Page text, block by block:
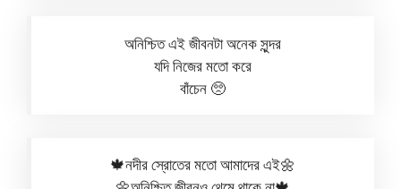
অনিশ্চিত এই জীবনটা অনেক সুন্দর
যদি নিজের মতো করে
বাঁচেন 🥺
🍁নদীর স্রোতের মতো আমাদের এই🌼